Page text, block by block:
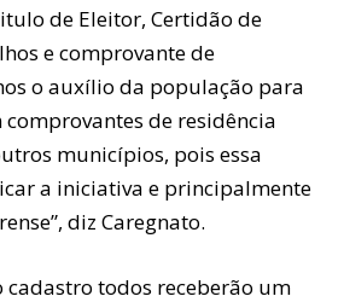
de Eleitor, Certidão de
e comprovante de
o auxílio da população para
de residência
municípios, pois essa
a iniciativa e principalmente
diz Caregnato.
cadastro todos receberão um